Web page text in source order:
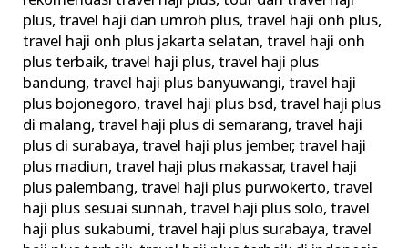
plus,travel haji dan umroh plus,travel haji onh plus,
travel haji onh plus jakarta selatan,travel haji onh
plus terbaik,travel haji plus,travel haji plus
bandung,travel haji plus banyuwangi,travel haji
plus bojonegoro,travel haji plus bsd,travel haji plus
di malang,travel haji plus di semarang,travel haji
plus di surabaya,travel haji plus jember,travel haji
plus madiun,travel haji plus makassar,travel haji
plus palembang,travel haji plus purwokerto,travel
haji plus sesuai sunnah,travel haji plus solo,travel
haji plus sukabumi,travel haji plus surabaya,travel